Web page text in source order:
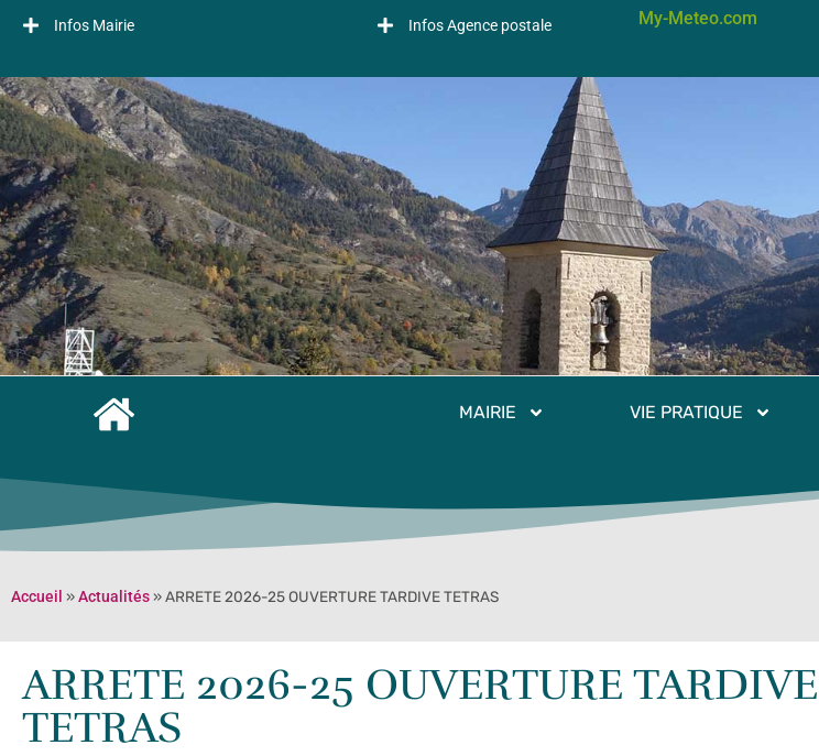
Infos Mairie Infos Agence postale My-Meteo.com
MAIRIE VIE PRATIQUE
Accueil »Actualités»ARRETE 2026-25 OUVERTURE TARDIVE TETRAS
ARRETE 2026-25 OUVERTURE TARDIVE
TETRAS